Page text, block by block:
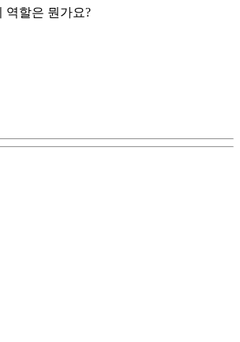
역할은 뭔가요?